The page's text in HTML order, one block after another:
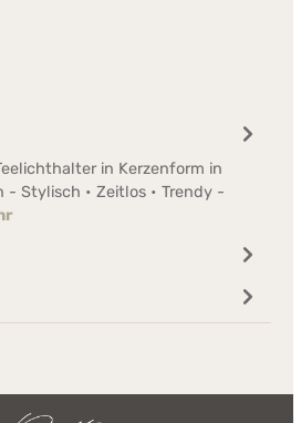
in Kerzenform in
- Stylisch • Zeitlos • Trendy -